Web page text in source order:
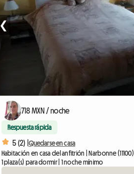
❮
718 MXN / noche
Respuesta rápida
5 (2) | Quedarse en casa
Habitación en casa del anfitrión | Narbonne (11100)
1 plaza(s) para dormir | 1 noche mínimo